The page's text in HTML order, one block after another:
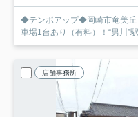
◆テンポアップ◆岡崎市竜美
車場1台あり（有料）！“男川”
店舗事務所